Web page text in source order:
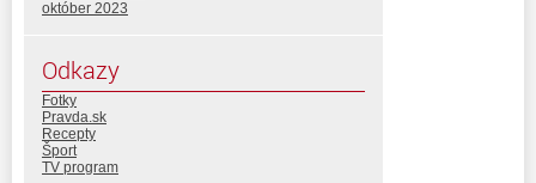
október 2023
Odkazy
Fotky
Pravda.sk
Recepty
Šport
TV program